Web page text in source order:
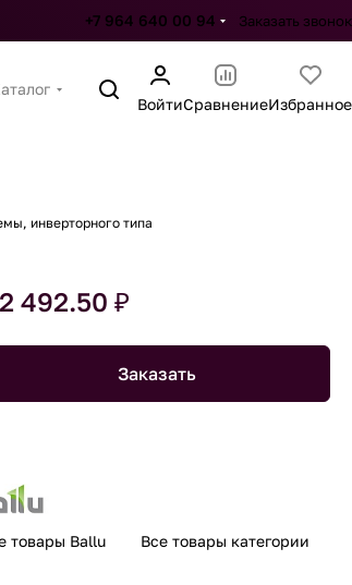
+7 964 640 00 94 Заказать звонок
ВойтиСравнениеИзбранное
инверторного типа
492.50 ₽
Заказать
товары Ballu Все товары категории